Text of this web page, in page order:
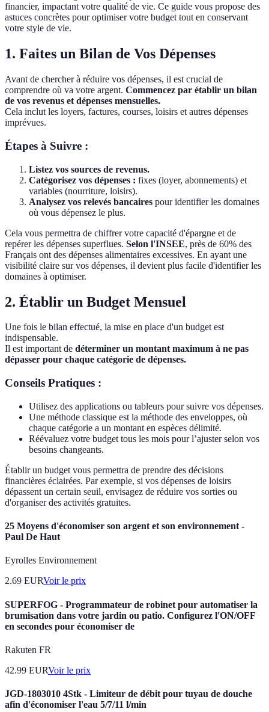
financier, impactant votre qualité de vie. Ce guide vous propose des
astuces concrètes pour optimiser votre budget tout en conservant
votre style de vie.
1. Faites un Bilan de Vos Dépenses
Avant de chercher à réduire vos dépenses, il est crucial de
comprendre où va votre argent. Commencez par établir un bilan
de vos revenus et dépenses mensuelles.
Cela inclut les loyers, factures, courses, loisirs et autres dépenses
imprévues.
Étapes à Suivre :
Listez vos sources de revenus.
Catégorisez vos dépenses : fixes (loyer, abonnements) et
variables (nourriture, loisirs).
Analysez vos relevés bancaires pour identifier les domaines
où vous dépensez le plus.
Cela vous permettra de chiffrer votre capacité d'épargne et de
repérer les dépenses superflues. Selon l'INSEE, près de 60% des
Français ont des dépenses alimentaires excessives. En ayant une
visibilité claire sur vos dépenses, il devient plus facile d'identifier les
domaines à optimiser.
2. Établir un Budget Mensuel
Une fois le bilan effectué, la mise en place d'un budget est
indispensable.
Il est important de déterminer un montant maximum à ne pas
dépasser pour chaque catégorie de dépenses.
Conseils Pratiques :
Utilisez des applications ou tableurs pour suivre vos dépenses.
Une méthode classique est la méthode des enveloppes, où
chaque catégorie a un montant en espèces délimité.
Réévaluez votre budget tous les mois pour l’ajuster selon vos
besoins changeants.
Établir un budget vous permettra de prendre des décisions
financières éclairées. Par exemple, si vos dépenses de loisirs
dépassent un certain seuil, envisagez de réduire vos sorties ou
d'organiser des activités gratuites.
25 Moyens d'économiser son argent et son environnement -
Paul De Haut
Eyrolles Environnement
2.69 EURVoir le prix
SUPERFOG - Programmateur de robinet pour automatiser la
brumisation dans votre jardin ou patio. Configurez l'ON/OFF
en secondes pour économiser de
Rakuten FR
42.99 EURVoir le prix
JGD-1803010 4Stk - Limiteur de débit pour tuyau de douche
afin d'économiser l'eau 5/7/11 l/min